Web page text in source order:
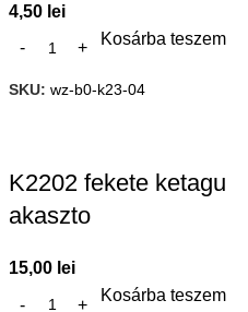
4,50 lei
Kosárba teszem
SKU: wz-b0-k23-04
K2202 fekete ketagu
akaszto
15,00 lei
Kosárba teszem